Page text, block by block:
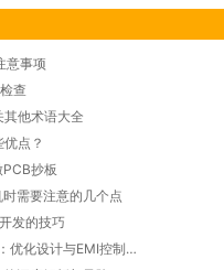
意事项
查
他术语大全
点？
抄板
需要注意的几个点
发的技巧
DC-DC变换器：优化设计与EMI控制的秘诀